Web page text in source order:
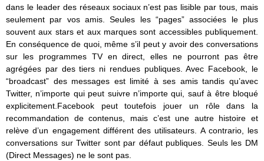
dans le leader des réseaux sociaux n’est pas lisible par tous, mais
seulement par vos amis. Seules les “pages” associées le plus
souvent aux stars et aux marques sont accessibles publiquement.
En conséquence de quoi, même s’il peut y avoir des conversations
sur les programmes TV en direct, elles ne pourront pas être
agrégées par des tiers ni rendues publiques. Avec Facebook, le
“broadcast” des messages est limité à ses amis tandis qu’avec
Twitter, n’importe qui peut suivre n’importe qui, sauf à être bloqué
explicitement.Facebook peut toutefois jouer un rôle dans la
recommandation de contenus, mais c’est une autre histoire et
relève d’un engagement différent des utilisateurs. A contrario, les
conversations sur Twitter sont par défaut publiques. Seuls les DM
(Direct Messages) ne le sont pas.